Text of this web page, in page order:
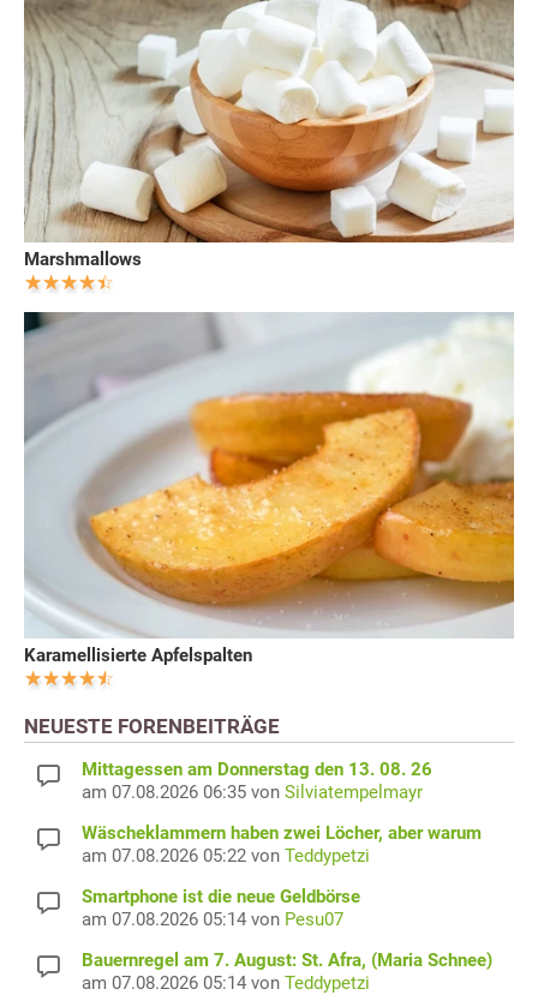
Marshmallows
Karamellisierte Apfelspalten
NEUESTE FORENBEITRÄGE
Mittagessen am Donnerstag den 13. 08. 26
am 07.08.2026 06:35 von Silviatempelmayr
Wäscheklammern haben zwei Löcher, aber warum
am 07.08.2026 05:22 von Teddypetzi
Smartphone ist die neue Geldbörse
am 07.08.2026 05:14 von Pesu07
Bauernregel am 7. August: St. Afra, (Maria Schnee)
am 07.08.2026 05:14 von Teddypetzi